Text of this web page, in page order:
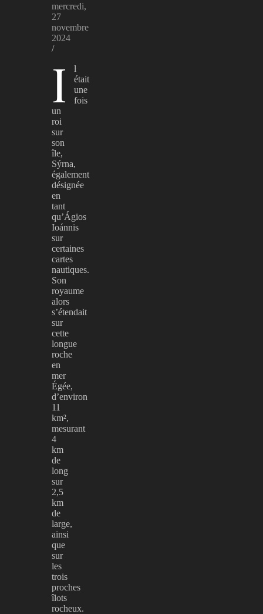
mercredi,
27
novembre
2024
/
I
l
était
une
fois
un
roi
sur
son
île,
Sýrna,
également
désignée
en
tant
qu’Ágios
Ioánnis
sur
certaines
cartes
nautiques.
Son
royaume
alors
s’étendait
sur
cette
longue
roche
en
mer
Égée,
d’environ
11
km²,
mesurant
4
km
de
long
sur
2,5
km
de
large,
ainsi
que
sur
les
trois
proches
îlots
rocheux.